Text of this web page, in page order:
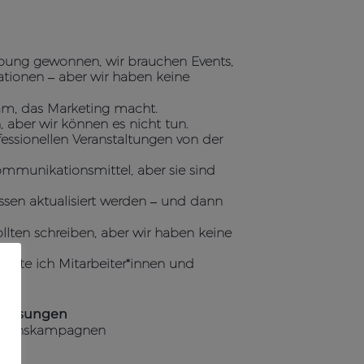
gewonnen, wir brauchen Events,
– aber wir haben keine
das Marketing macht.
aber wir können es nicht tun.
Veranstaltungen von der
aber sie sind
aktualisiert werden – und dann
schreiben, aber wir haben keine
sollte ich Mitarbeiter*innen und